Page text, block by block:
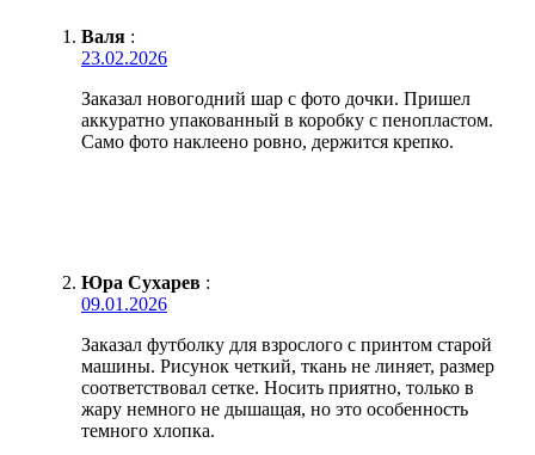
Валя :
23.02.2026
Заказал новогодний шар с фото дочки. Пришел
аккуратно упакованный в коробку с пенопластом.
Само фото наклеено ровно, держится крепко.
Юра Сухарев :
09.01.2026
Заказал футболку для взрослого с принтом старой
машины. Рисунок четкий, ткань не линяет, размер
соответствовал сетке. Носить приятно, только в
жару немного не дышащая, но это особенность
темного хлопка.